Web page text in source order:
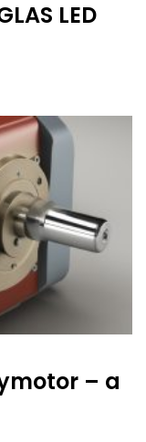
LED
– a